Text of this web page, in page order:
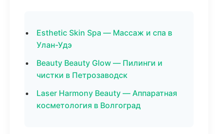
Esthetic Skin Spa — Массаж и спа в
Улан-Удэ
Beauty Beauty Glow — Пилинги и
чистки в Петрозаводск
Laser Harmony Beauty — Аппаратная
косметология в Волгоград